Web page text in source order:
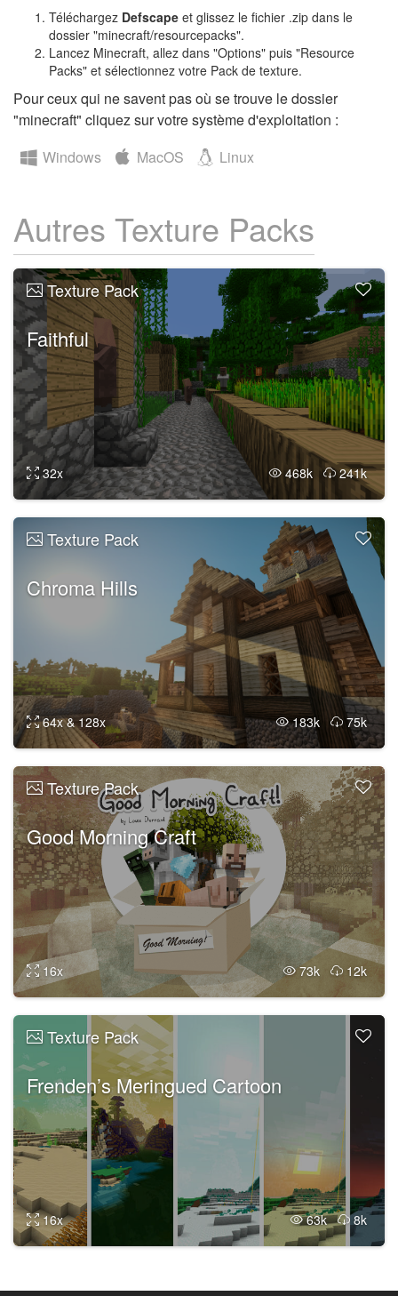
Téléchargez Defscape et glissez le fichier .zip dans le
dossier "minecraft/resourcepacks".
Lancez Minecraft, allez dans "Options" puis "Resource
Packs" et sélectionnez votre Pack de texture.
Pour ceux qui ne savent pas où se trouve le dossier
"minecraft" cliquez sur votre système d'exploitation :
Windows
MacOS Linux
Autres Texture Packs
Texture Pack
Faithful
32x 468k 241k
Texture Pack
Chroma Hills
64x & 128x 183k 75k
Texture Pack
Good Morning Craft
16x 73k 12k
Texture Pack
Frenden’s Meringued Cartoon
16x 63k 8k